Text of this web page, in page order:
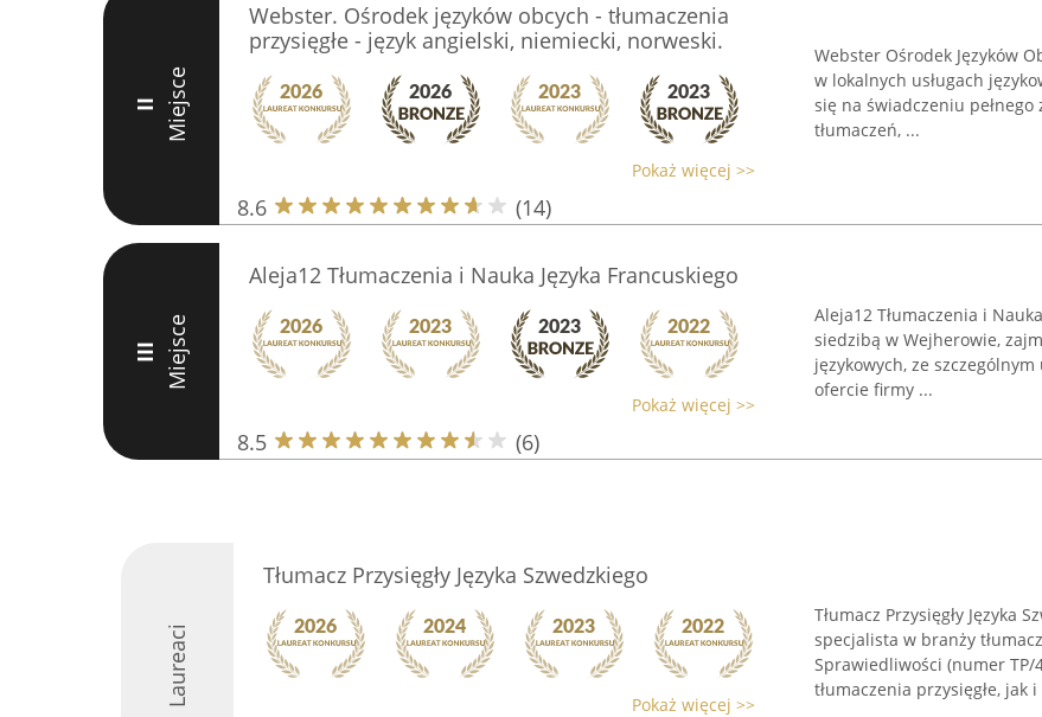
II Miejsce
Webster. Ośrodek języków obcych - tłumaczenia
przysięgłe - język angielski, niemiecki, norweski.
Pokaż więcej >>
8.6 (14)
Webster Ośrodek Języków
w lokalnych usługach
się na świadczeniu
tłumaczeń, ...
III Miejsce
Aleja12 Tłumaczenia i Nauka Języka Francuskiego
Pokaż więcej >>
8.5 (6)
Aleja12 Tłumaczenia i
siedzibą w Wejherowie,
językowych, ze
ofercie firmy ...
Laureaci
Tłumacz Przysięgły Języka Szwedzkiego
Pokaż więcej >>
Tłumacz Przysięgły Języka
specjalista w branży
Sprawiedliwości (numer TP/
tłumaczenia przysięgłe, jak i